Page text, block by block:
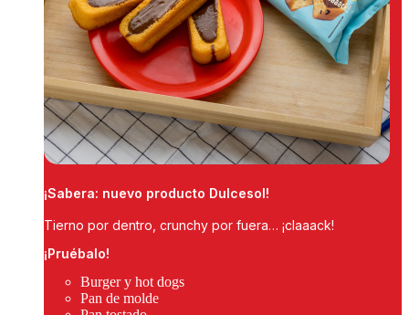
¡Sabera: nuevo producto Dulcesol!
Tierno por dentro, crunchy por fuera… ¡claaack!
¡Pruébalo!
Burger y hot dogs
Pan de molde